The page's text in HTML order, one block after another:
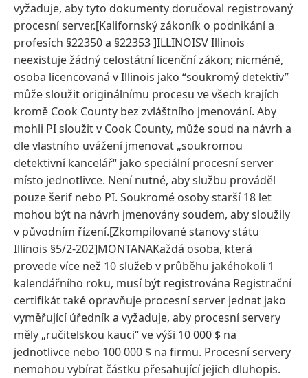
vyžaduje, aby tyto dokumenty doručoval registrovaný
procesní server.[Kalifornský zákoník o podnikání a
profesích §22350 a §22353 ]ILLINOISV Illinois
neexistuje žádný celostátní licenční zákon; nicméně,
osoba licencovaná v Illinois jako “soukromý detektiv”
může sloužit originálnímu procesu ve všech krajích
kromě Cook County bez zvláštního jmenování. Aby
mohli PI sloužit v Cook County, může soud na návrh a
dle vlastního uvážení jmenovat „soukromou
detektivní kancelář“ jako speciální procesní server
místo jednotlivce. Není nutné, aby službu prováděl
pouze šerif nebo PI. Soukromé osoby starší 18 let
mohou být na návrh jmenovány soudem, aby sloužily
v původním řízení.[Zkompilované stanovy státu
Illinois §5/2-202]MONTANAKaždá osoba, která
provede více než 10 služeb v průběhu jakéhokoli 1
kalendářního roku, musí být registrována Registrační
certifikát také opravňuje procesní server jednat jako
vyměřující úředník a vyžaduje, aby procesní servery
měly „ručitelskou kauci“ ve výši 10 000 $ na
jednotlivce nebo 100 000 $ na firmu. Procesní servery
nemohou vybírat částku přesahující jejich dluhopis.